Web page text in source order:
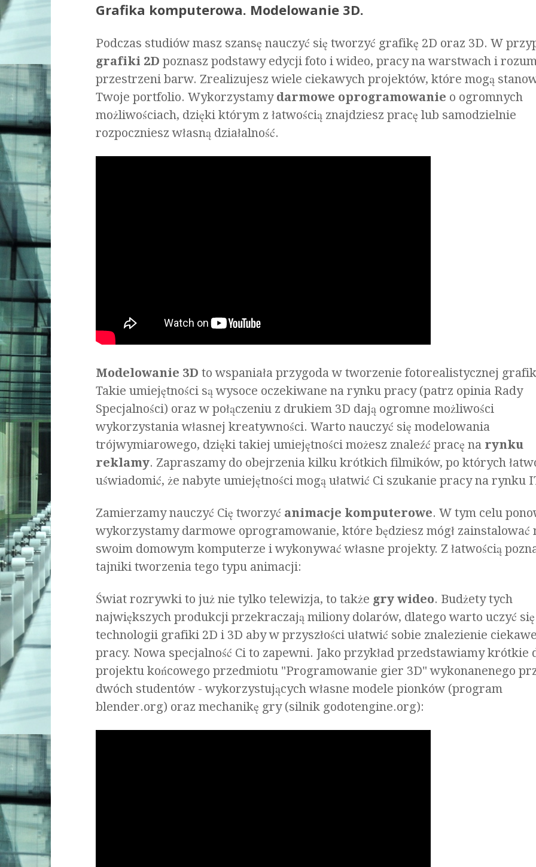
Grafika komputerowa. Modelowanie 3D.
Podczas studiów masz szansę nauczyć się tworzyć grafikę 2D oraz 3D. W
grafiki 2D poznasz podstawy edycji foto i wideo, pracy na warstwach i
przestrzeni barw. Zrealizujesz wiele ciekawych projektów, które mogą
Twoje portfolio. Wykorzystamy darmowe oprogramowanie o ogromnych
możliwościach, dzięki którym z łatwością znajdziesz pracę lub samodzielnie
rozpoczniesz własną działalność.
Modelowanie 3D to wspaniała przygoda w tworzenie fotorealistycznej
Takie umiejętności są wysoce oczekiwane na rynku pracy (patrz opinia Rady
Specjalności) oraz w połączeniu z drukiem 3D dają ogromne możliwości
wykorzystania własnej kreatywności. Warto nauczyć się modelowania
trójwymiarowego, dzięki takiej umiejętności możesz znaleźć pracę na rynku
reklamy. Zapraszamy do obejrzenia kilku krótkich filmików, po których
uświadomić, że nabyte umiejętności mogą ułatwić Ci szukanie pracy na rynku
Zamierzamy nauczyć Cię tworzyć animacje komputerowe. W tym celu
wykorzystamy darmowe oprogramowanie, które będziesz mógł zainstalować
swoim domowym komputerze i wykonywać własne projekty. Z łatwością
tajniki tworzenia tego typu animacji:
Świat rozrywki to już nie tylko telewizja, to także gry wideo. Budżety tych
największych produkcji przekraczają miliony dolarów, dlatego warto uczyć się
technologii grafiki 2D i 3D aby w przyszłości ułatwić sobie znalezienie
pracy. Nowa specjalność Ci to zapewni. Jako przykład przedstawiamy krótkie
projektu końcowego przedmiotu "Programowanie gier 3D" wykonanenego
dwóch studentów - wykorzystujących własne modele pionków (program
blender.org) oraz mechanikę gry (silnik godotengine.org):